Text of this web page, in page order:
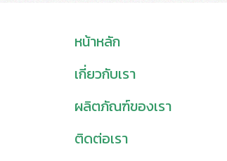
หน้าหลัก
เกี่ยวกับเรา
ผลิตภัณฑ์ของเรา
ติดต่อเรา